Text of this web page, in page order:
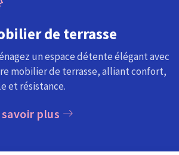
de terrasse
un espace détente élégant avec
mobilier de terrasse, alliant confort,
et résistance.
savoir plus